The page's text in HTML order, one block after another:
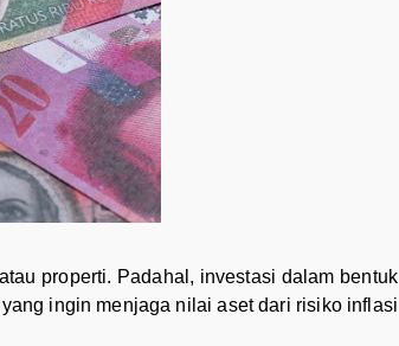
properti. Padahal, investasi dalam bentuk
ingin menjaga nilai aset dari risiko inflasi